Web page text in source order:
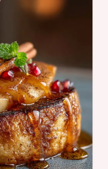
Le secret
accompagnement
dès…